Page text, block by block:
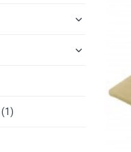
(1)